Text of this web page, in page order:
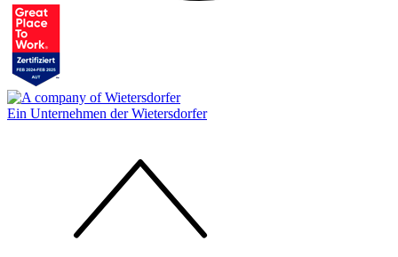
Ein Unternehmen der Wietersdorfer